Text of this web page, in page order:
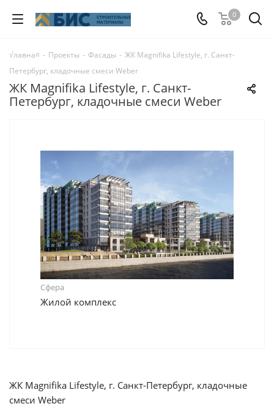
0
√лавна¤ - Проекты - Фасады - ЖК Magnifika Lifestyle, г. Санкт-
Петербург, кладочные смеси Weber
ЖК Magnifika Lifestyle, г. Санкт-
Петербург, кладочные смеси Weber
Сфера
Жилой комплекс
ЖК Magnifika Lifestyle, г. Санкт-Петербург, кладочные
смеси Weber